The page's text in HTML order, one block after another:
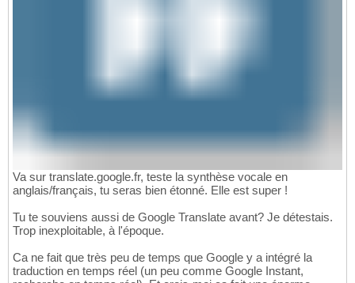
Va sur translate.google.fr, teste la synthèse vocale en
anglais/français, tu seras bien étonné. Elle est super !
Tu te souviens aussi de Google Translate avant? Je détestais.
Trop inexploitable, à l'époque.
Ca ne fait que très peu de temps que Google y a intégré la
traduction en temps réel (un peu comme Google Instant,